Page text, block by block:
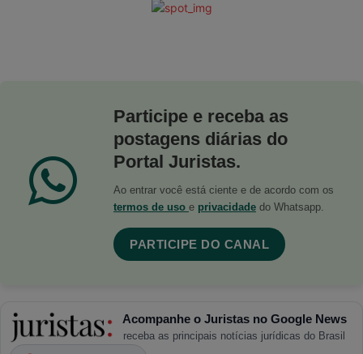
Participe e receba as
postagens diárias do
Portal Juristas.
Ao entrar você está ciente e de acordo com os
termos de uso e privacidade do Whatsapp.
PARTICIPE DO CANAL
Acompanhe o Juristas no Google News
receba as principais notícias jurídicas do Brasil